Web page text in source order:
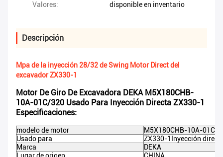
Valores: disponible en inventario
Descripción
Mpa de la inyección 28/32 de Swing Motor Direct del
excavador ZX330-1
Motor De Giro De Excavadora DEKA M5X180CHB-
10A-01C/320 Usado Para Inyección Directa ZX330-1
Especificaciones:
modelo de motor
M5X180CHB-10A-01C/
Usado para
ZX330-1 Inyección
Marca
DEKA